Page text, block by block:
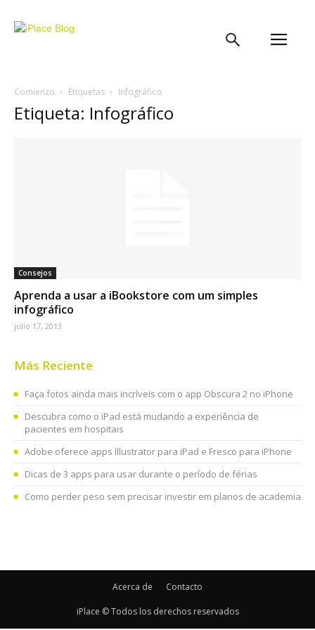
Comienzo Etiquetas Infográfico
Etiqueta: Infográfico
Consejos
Aprenda a usar a iBookstore com um simples
infográfico
julio 17, 2013
Más Reciente
Faça fotos ainda mais incríveis com o app Obscura 2 no iPhone
Descubra como o iPad está mudando a experiência de
pacientes em hospitais
Adobe oferece apps Illustrator para iPad e Fresco para iPhone
Dicas de 3 apps para usar durante o período de férias
Como perder peso sem precisar investir em planos de academia
Acerca de Contacto
iPlace © Todos los derechos reservados